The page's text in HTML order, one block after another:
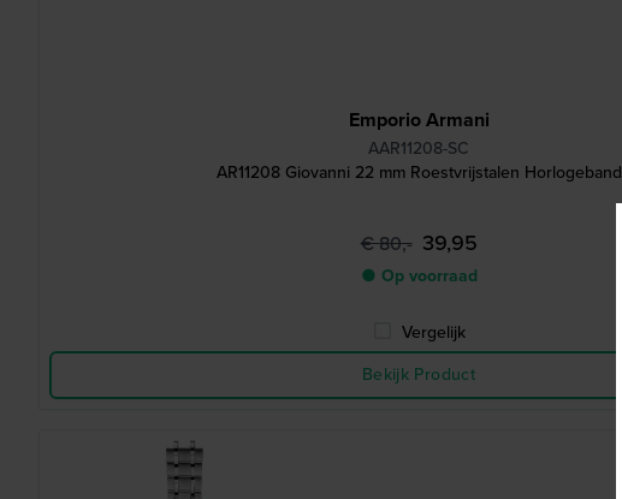
Emporio Armani
AAR11208-SC
AR11208 Giovanni 22 mm Roestvrijstalen Horlogeband
€ 80,- 39,95
● Op voorraad
Vergelijk
Bekijk Product